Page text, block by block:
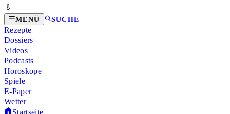
MENÜ SUCHE
Rezepte
Dossiers
Videos
Podcasts
Horoskope
Spiele
E-Paper
Wetter